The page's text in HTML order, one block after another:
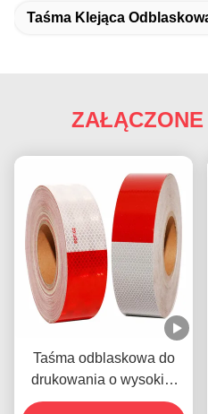
Taśma Klejąca
Taśma odblaskowa do
drukowania o wysokiej
intensywności